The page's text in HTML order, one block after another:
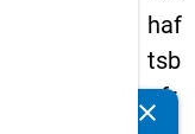
haf
tsb
efr
clear